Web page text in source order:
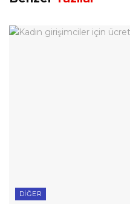
DIĞER